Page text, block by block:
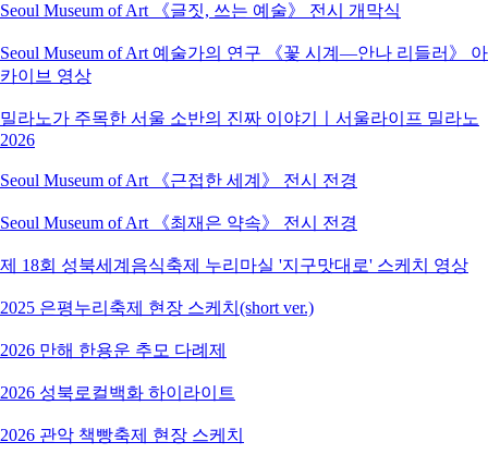
Seoul Museum of Art 《글짓, 쓰는 예술》 전시 개막식
Seoul Museum of Art 예술가의 연구 《꽃 시계―안나 리들러》 아
카이브 영상
밀라노가 주목한 서울 소반의 진짜 이야기ㅣ서울라이프 밀라노
2026
Seoul Museum of Art 《근접한 세계》 전시 전경
Seoul Museum of Art 《최재은 약속》 전시 전경
제 18회 성북세계음식축제 누리마실 '지구맛대로' 스케치 영상
2025 은평누리축제 현장 스케치(short ver.)
2026 만해 한용운 추모 다례제
2026 성북로컬백화 하이라이트
2026 관악 책빵축제 현장 스케치